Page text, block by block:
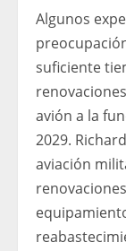
Algunos
suficiente
avión a la
2029.
aviación